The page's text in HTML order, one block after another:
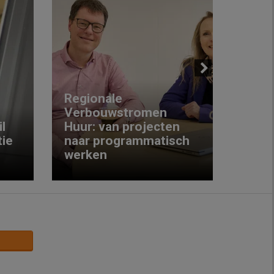
Regionale
Verbouwstromen
Huur: van projecten
naar programmatisch
werken
Next